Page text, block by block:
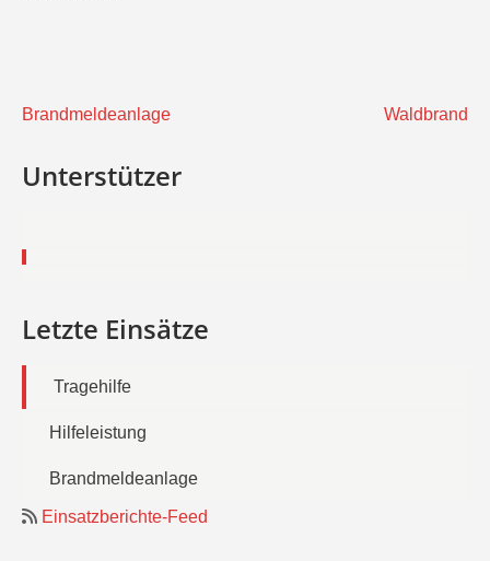
Beitragsnavigation
Brandmeldeanlage Waldbrand
Unterstützer
Letzte Einsätze
Tragehilfe
Hilfeleistung
Brandmeldeanlage
Einsatzberichte-Feed